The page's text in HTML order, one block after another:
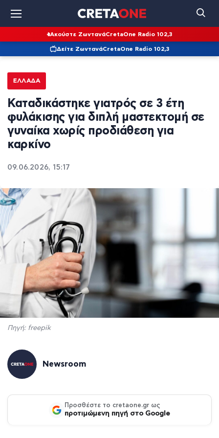
Ακούστε ΖωντανάCretaOne Radio 102,3
Δείτε ΖωντανάCretaOne Radio 102,3
ΕΛΛΆΔΑ
Καταδικάστηκε γιατρός σε 3 έτη
φυλάκισης για διπλή μαστεκτομή σε
γυναίκα χωρίς προδιάθεση για
καρκίνο
09.06.2026, 15:17
Πηγή: freepik
Newsroom
Προσθέστε το cretaone.gr ως
προτιμώμενη πηγή στο Google